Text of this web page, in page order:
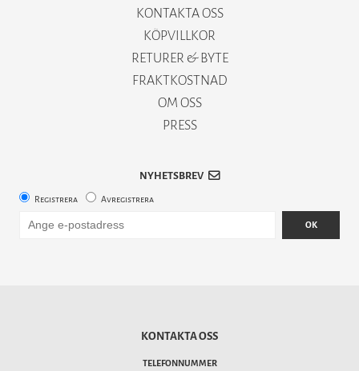
KONTAKTA OSS
KÖPVILLKOR
RETURER & BYTE
FRAKTKOSTNAD
OM OSS
PRESS
NYHETSBREV
Registrera Avregistrera
OK
KONTAKTA OSS
TELEFONNUMMER